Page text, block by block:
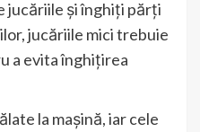
jucăriile și înghiți părți
jucăriile mici trebuie
a evita înghițirea
la mașină, iar cele